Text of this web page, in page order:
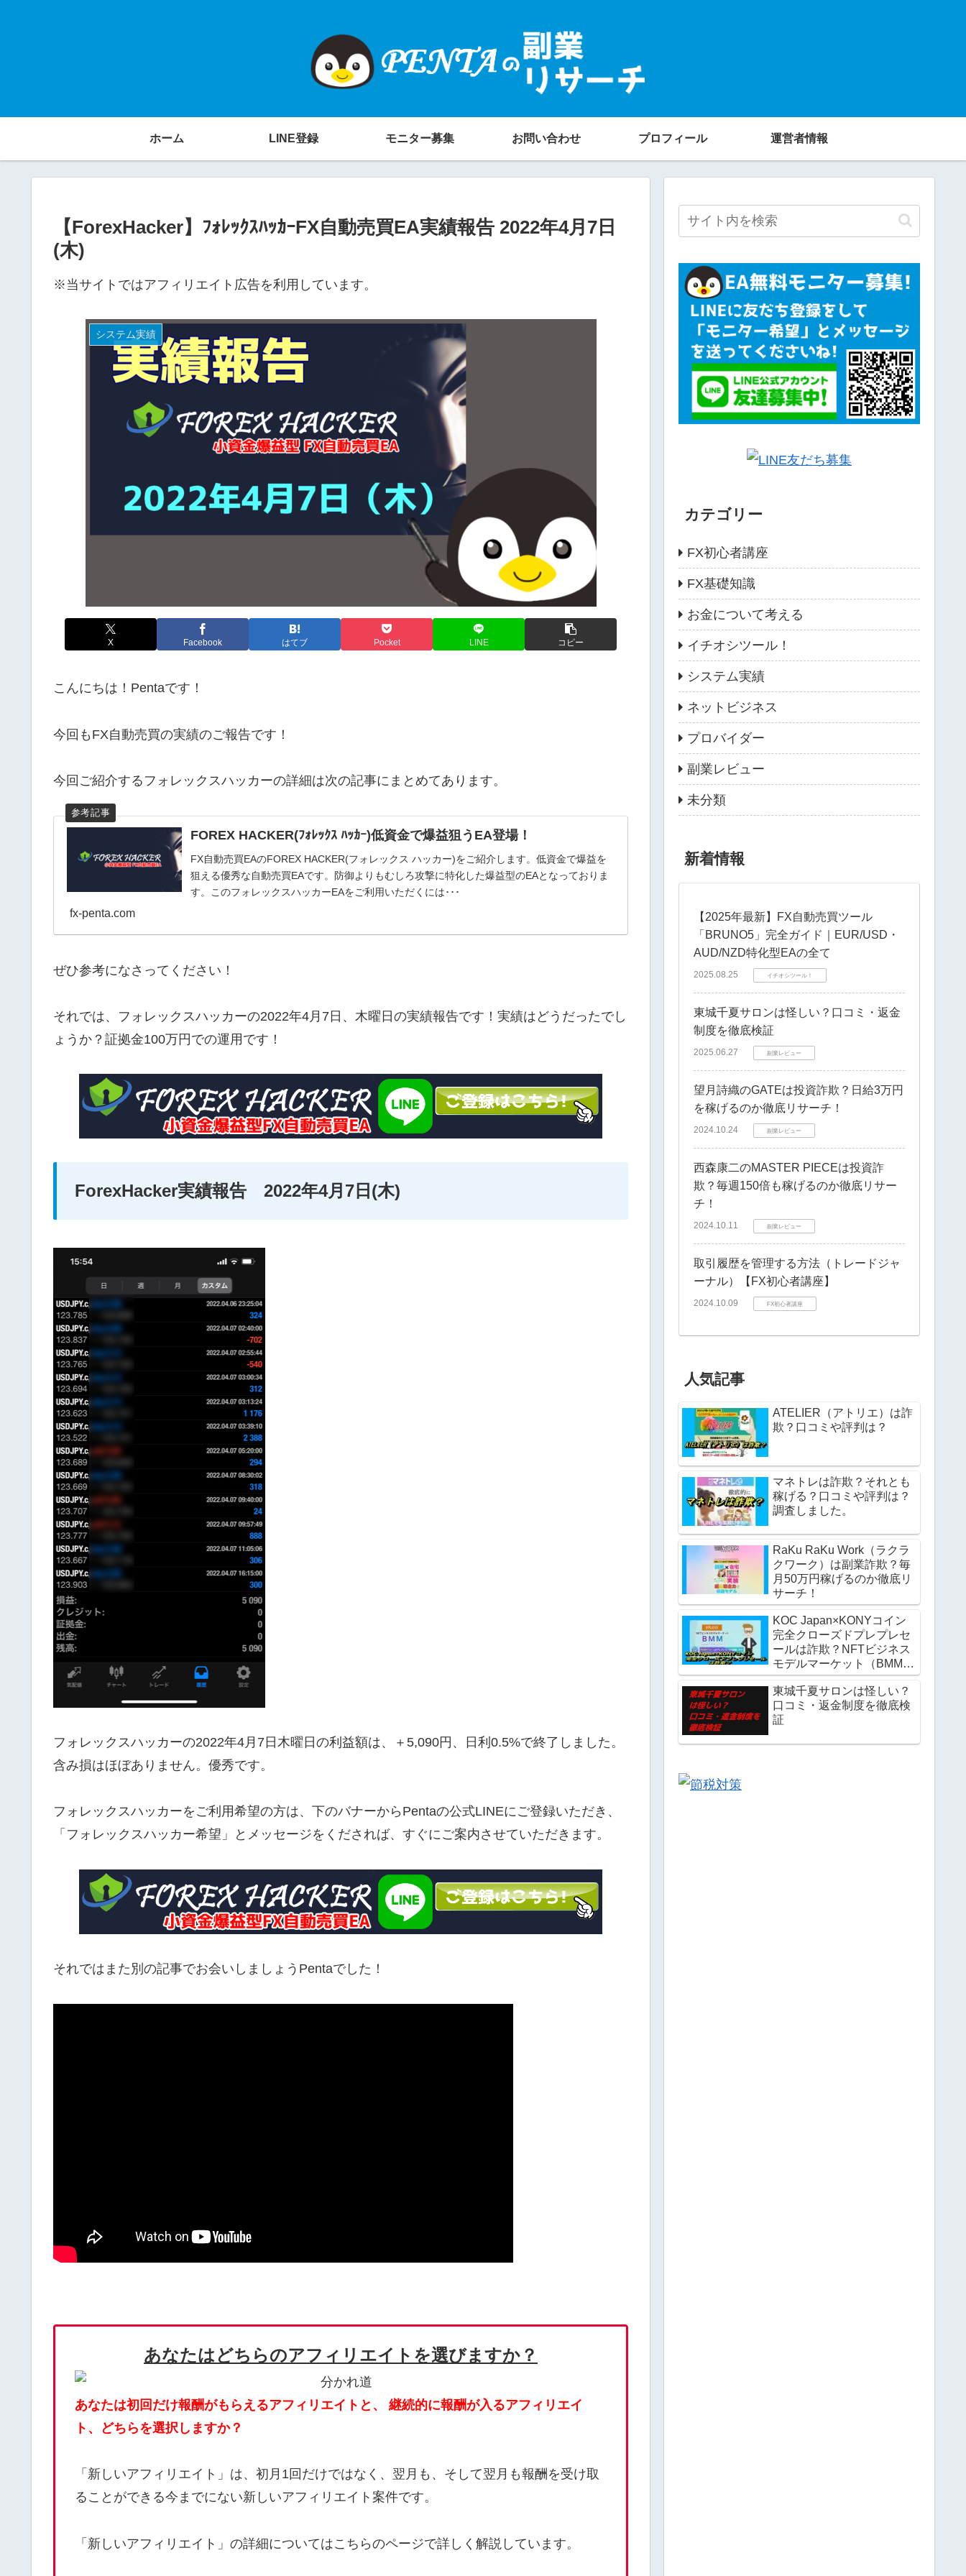
ホーム LINE登録 モニター募集 お問い合わせ プロフィール 運営者情報
【ForexHacker】ﾌｫﾚｯｸｽﾊｯｶｰFX自動売買EA実績報告 2022年4月7日
(木)
※当サイトではアフィリエイト広告を利用しています。
システム実績
X Facebook はてブ Pocket LINE コピー
こんにちは！Pentaです！
今回もFX自動売買の実績のご報告です！
今回ご紹介するフォレックスハッカーの詳細は次の記事にまとめてあります。
FOREX HACKER(ﾌｫﾚｯｸｽ ﾊｯｶｰ)低資金で爆益狙うEA登場！
FX自動売買EAのFOREX HACKER(フォレックス ハッカー)をご紹介します。低資金で爆益を
狙える優秀な自動売買EAです。防御よりもむしろ攻撃に特化した爆益型のEAとなっておりま
す。このフォレックスハッカーEAをご利用いただくには･･･
fx-penta.com
ぜひ参考になさってください！
それでは、フォレックスハッカーの2022年4月7日、木曜日の実績報告です！実績はどうだったでし
ょうか？証拠金100万円での運用です！
ForexHacker実績報告 2022年4月7日(木)
フォレックスハッカーの2022年4月7日木曜日の利益額は、＋5,090円、日利0.5%で終了しました。
含み損はほぼありません。優秀です。
フォレックスハッカーをご利用希望の方は、下のバナーからPentaの公式LINEにご登録いただき、
「フォレックスハッカー希望」とメッセージをくだされば、すぐにご案内させていただきます。
それではまた別の記事でお会いしましょうPentaでした！
あなたはどちらのアフィリエイトを選びますか？
あなたは初回だけ報酬がもらえるアフィリエイトと、
継続的に報酬が入るアフィリエイ
ト、どちらを選択しますか？
「新しいアフィリエイト」は、初月1回だけではなく、翌月も、そして翌月も報酬を受け取
ることができる今までにない新しいアフィリエイト案件です。
「新しいアフィリエイト」の詳細についてはこちらのページで詳しく解説しています。
カテゴリー
FX初心者講座
FX基礎知識
お金について考える
イチオシツール！
システム実績
ネットビジネス
プロバイダー
副業レビュー
未分類
新着情報
【2025年最新】FX自動売買ツール
「BRUNO5」完全ガイド｜EUR/USD・
AUD/NZD特化型EAの全て
2025.08.25 イチオシツール！
東城千夏サロンは怪しい？口コミ・返金
制度を徹底検証
2025.06.27 副業レビュー
望月詩織のGATEは投資詐欺？日給3万円
を稼げるのか徹底リサーチ！
2024.10.24 副業レビュー
西森康二のMASTER PIECEは投資詐
欺？毎週150倍も稼げるのか徹底リサー
チ！
2024.10.11 副業レビュー
取引履歴を管理する方法（トレードジャ
ーナル）【FX初心者講座】
2024.10.09 FX初心者講座
人気記事
ATELIER（アトリエ）は詐
欺？口コミや評判は？
マネトレは詐欺？それとも
稼げる？口コミや評判は？
調査しました。
RaKu RaKu Work（ラクラ
クワーク）は副業詐欺？毎
月50万円稼げるのか徹底リ
サーチ！
KOC Japan×KONYコイン
完全クローズドプレプレセ
ールは詐欺？NFTビジネス
モデルマーケット（BMM）
とは？
東城千夏サロンは怪しい？
口コミ・返金制度を徹底検
証